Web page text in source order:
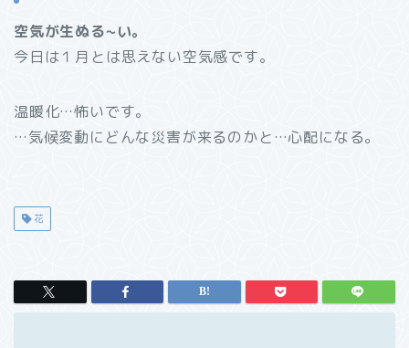
空気が生ぬる~い。
今日は１月とは思えない空気感です。
温暖化…怖いです。
…気候変動にどんな災害が来るのかと…心配になる。
花